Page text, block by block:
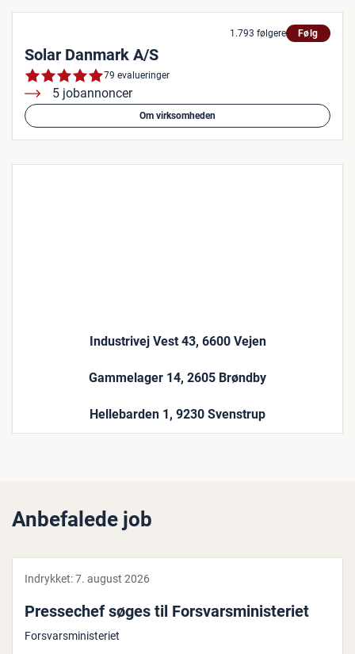
1.793 følgere Følg
Solar Danmark A/S
79 evalueringer
5 jobannoncer
Om virksomheden
Industrivej Vest 43, 6600 Vejen
Gammelager 14, 2605 Brøndby
Hellebarden 1, 9230 Svenstrup
Anbefalede job
Indrykket:7. august 2026
Pres­se­chef søges til For­svars­mi­ni­ste­ri­et
Forsvarsministeriet